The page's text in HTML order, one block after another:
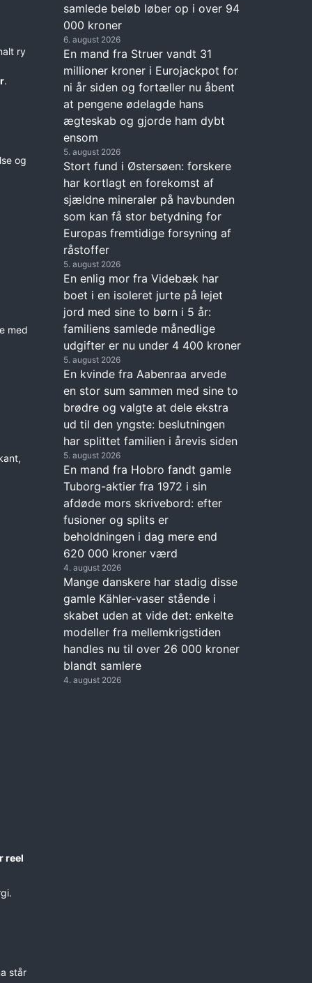
ry
.
og
med
reel
står
samlede beløb løber op i over 94
000 kroner
6. august 2026
En mand fra Struer vandt 31
millioner kroner i Eurojackpot for
ni år siden og fortæller nu åbent
at pengene ødelagde hans
ægteskab og gjorde ham dybt
ensom
5. august 2026
Stort fund i Østersøen: forskere
har kortlagt en forekomst af
sjældne mineraler på havbunden
som kan få stor betydning for
Europas fremtidige forsyning af
råstoffer
5. august 2026
En enlig mor fra Videbæk har
boet i en isoleret jurte på lejet
jord med sine to børn i 5 år:
familiens samlede månedlige
udgifter er nu under 4 400 kroner
5. august 2026
En kvinde fra Aabenraa arvede
en stor sum sammen med sine to
brødre og valgte at dele ekstra
ud til den yngste: beslutningen
har splittet familien i årevis siden
5. august 2026
En mand fra Hobro fandt gamle
Tuborg-aktier fra 1972 i sin
afdøde mors skrivebord: efter
fusioner og splits er
beholdningen i dag mere end
620 000 kroner værd
4. august 2026
Mange danskere har stadig disse
gamle Kähler-vaser stående i
skabet uden at vide det: enkelte
modeller fra mellemkrigstiden
handles nu til over 26 000 kroner
blandt samlere
4. august 2026